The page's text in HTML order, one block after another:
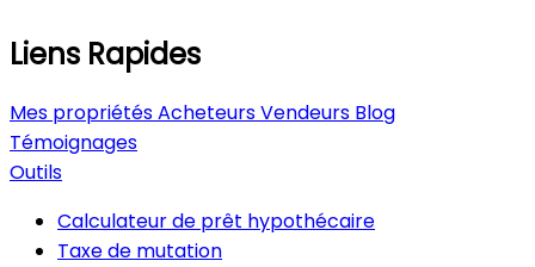
Liens Rapides
Mes propriétésAcheteursVendeurs Blog
Témoignages
Outils
Calculateur de prêt hypothécaire
Taxe de mutation